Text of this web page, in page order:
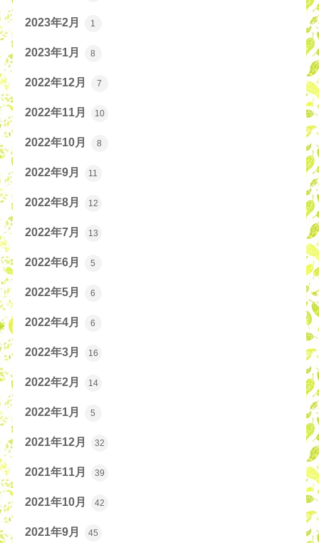
2023年2月 1
2023年1月 8
2022年12月 7
2022年11月 10
2022年10月 8
2022年9月 11
2022年8月 12
2022年7月 13
2022年6月 5
2022年5月 6
2022年4月 6
2022年3月 16
2022年2月 14
2022年1月 5
2021年12月 32
2021年11月 39
2021年10月 42
2021年9月 45